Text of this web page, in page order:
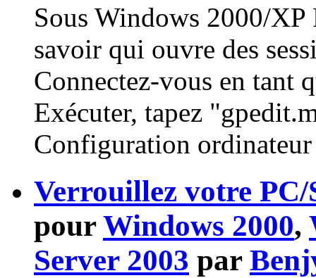
Sous Windows 2000/
savoir qui ouvre des
Connectez-vous en tant
Exécuter, tapez
Configuration
Verrouillez votre
pourWindows 2000,
Server 2003 par